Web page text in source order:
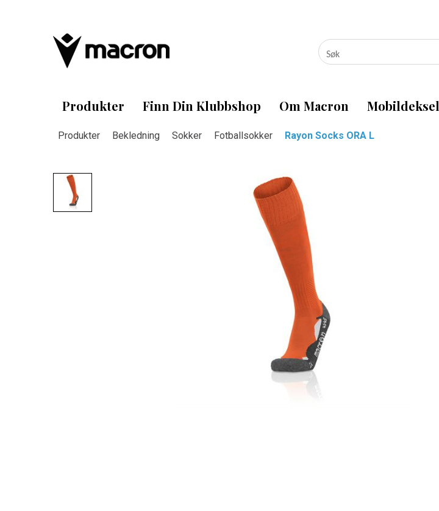
Produkter Finn Din Klubbshop Om Macron Mobildeksel
Produkter Bekledning Sokker Fotballsokker Rayon Socks ORA L